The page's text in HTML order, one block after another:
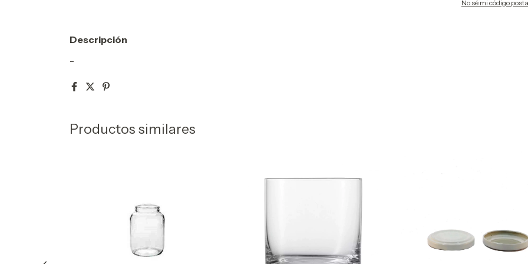
No sé mi código
Descripción
-
Productos similares